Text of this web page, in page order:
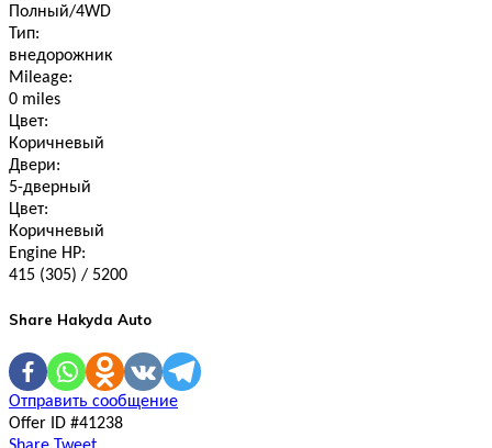
Полный/4WD
Тип:
внедорожник
Mileage:
0 miles
Цвет:
Коричневый
Двери:
5-дверный
Цвет:
Коричневый
Engine HP:
415 (305) / 5200
Share Hakyda Auto
Отправить сообщение
Offer ID #41238